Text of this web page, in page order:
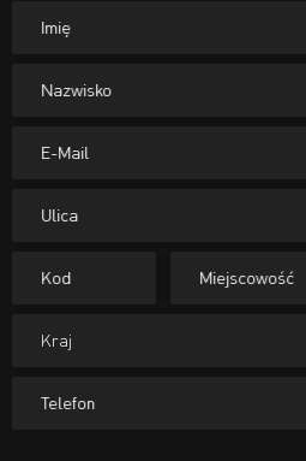
Imię
Nazwisko
E-Mail
Ulica
Kod Miejscowość
Kraj
Telefon